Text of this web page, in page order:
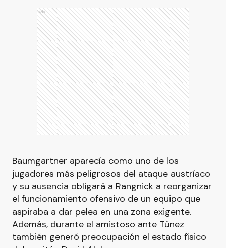
Ads
Baumgartner aparecía como uno de los
jugadores más peligrosos del ataque austríaco
y su ausencia obligará a Rangnick a reorganizar
el funcionamiento ofensivo de un equipo que
aspiraba a dar pelea en una zona exigente.
Además, durante el amistoso ante Túnez
también generó preocupación el estado físico